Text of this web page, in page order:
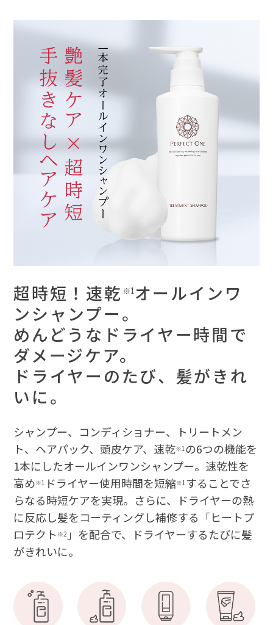
超時短！速乾 ※1 オールインワ
ンシャンプー。
めんどうなドライヤー時間で
ダメージケア。
ドライヤーのたび、髪がきれ
いに。
シャンプー、コンディショナー、トリートメン
ト、ヘアパック、頭皮ケア、速乾※1の6つの機能を
1本にしたオールインワンシャンプー。速乾性を
高め※1 ドライヤー使用時間を短縮※1 することでさ
らなる時短ケアを実現。さらに、ドライヤーの熱
に反応し髪をコーティングし補修する「ヒートプ
ロテクト ※2」を配合で、ドライヤーするたびに髪
がきれいに。